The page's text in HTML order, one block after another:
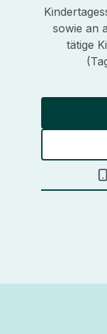
sowie an
tätige